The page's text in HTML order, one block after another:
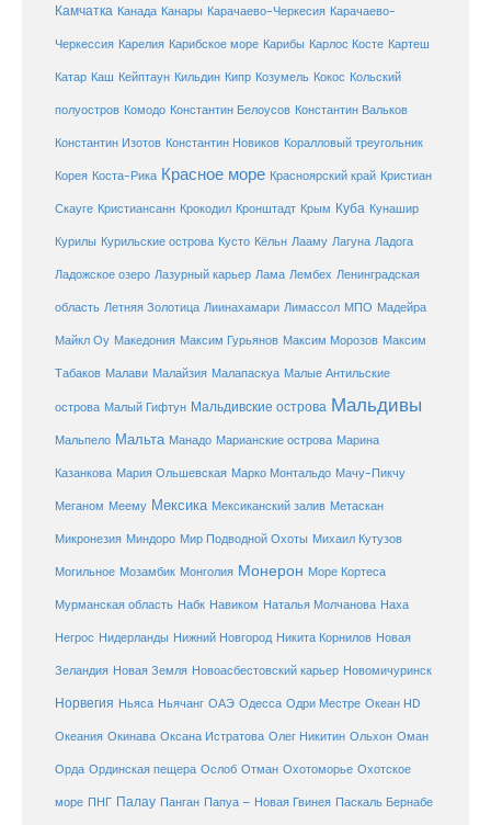
Камчатка Канада Канары Карачаево-Черкесия Карачаево-
Черкессия Карелия Карибское море Карибы Карлос Косте Картеш
Катар Каш Кейптаун Кильдин Кипр Козумель Кокос Кольский
полуостров Комодо Константин Белоусов Константин Вальков
Константин Изотов Константин Новиков Коралловый треугольник
Корея Коста-Рика Красное море Красноярский край Кристиан
Скауге Кристиансанн Крокодил Кронштадт Крым Куба Кунашир
Курилы Курильские острова Кусто Кёльн Лааму Лагуна Ладога
Ладожское озеро Лазурный карьер Лама Лембех Ленинградская
область Летняя Золотица Лиинахамари Лимассол МПО Мадейра
Майкл Оу Македония Максим Гурьянов Максим Морозов Максим
Табаков Малави Малайзия Малапаскуа Малые Антильские
острова Малый Гифтун Мальдивские острова Мальдивы
Мальпело Мальта Манадо Марианские острова Марина
Казанкова Мария Ольшевская Марко Монтальдо Мачу-Пикчу
Меганом Меему Мексика Мексиканский залив Метаскан
Микронезия Миндоро Мир Подводной Охоты Михаил Кутузов
Могильное Мозамбик Монголия Монерон Море Кортеса
Мурманская область Набк Навиком Наталья Молчанова Наха
Негрос Нидерланды Нижний Новгород Никита Корнилов Новая
Зеландия Новая Земля Новоасбестовский карьер Новомичуринск
Норвегия Ньяса Ньячанг ОАЭ Одесса Одри Местре Океан HD
Океания Окинава Оксана Истратова Олег Никитин Ольхон Оман
Орда Ординская пещера Ослоб Отман Охотоморье Охотское
море ПНГ Палау Панган Папуа – Новая Гвинея Паскаль Бернабе